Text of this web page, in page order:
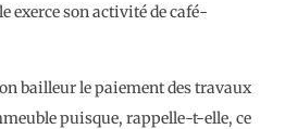
exerce son activité de café-
bailleur le paiement des travaux
puisque, rappelle-t-elle, ce